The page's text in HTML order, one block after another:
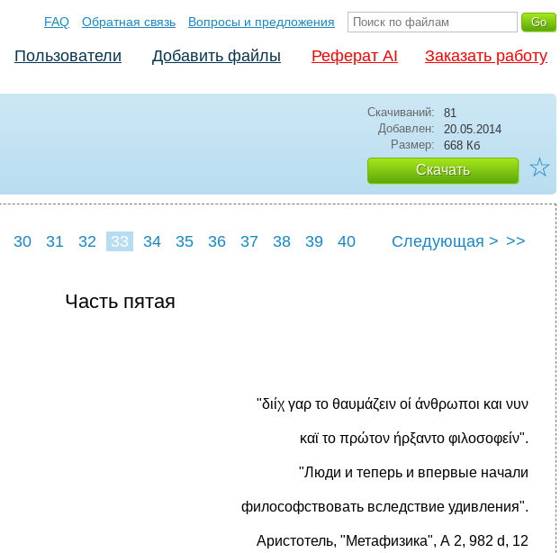
FAQ Обратная связь Вопросы и предложения
Пользователи Добавить файлы Реферат AI Заказать работу
Скачиваний:
81
Добавлен:
20.05.2014
Размер:
668 Кб
Скачать ☆
30 31 32 33 34 35 36 37 38 39
40
Следующая > >>
Часть пятая
"διίχ γαρ το θαυμάζειν οί άνθρωποι και νυν
καϊ το πρώτον ήρξαντο φιλοσοφείν".
"Люди и теперь и впервые начали
философствовать вследствие удивления".
Аристотель, "Метафизика", А 2, 982 d, 12